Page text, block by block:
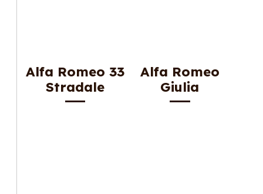
Alfa Romeo 33
Stradale
Alfa Romeo
Giulia